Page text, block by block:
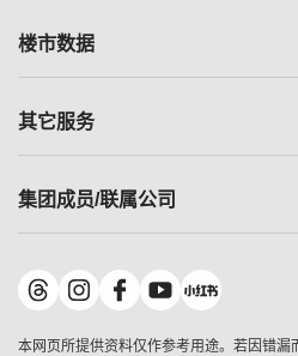
减价
美联豪宅
独家楼盘
租房
自助放盘
查询热线
按揭计算机
负担能力计算机
转按计算机
缴款方式
楼市数据
指数
历史成交
小区成交排行榜
地区百科
其它服务
小区专页
美联精英会
集团成员/联属公司
美联物业
鋑联控股*
美联工商铺*
本网页所提供资料仅作参考用途。若因错